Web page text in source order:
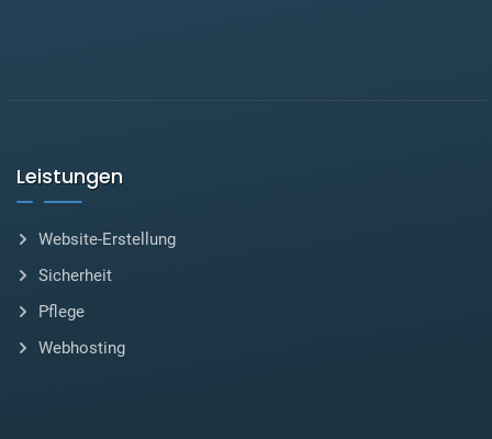
Leistungen
Website-Erstellung
Sicherheit
Pflege
Webhosting